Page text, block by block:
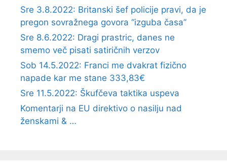
Sre 3.8.2022: Britanski šef policije pravi, da je
pregon sovražnega govora “izguba časa”
Sre 8.6.2022: Dragi prastric, danes ne
smemo več pisati satiričnih verzov
Sob 14.5.2022: Franci me dvakrat fizično
napade kar me stane 333,83€
Sre 11.5.2022: Škufčeva taktika uspeva
Komentarji na EU direktivo o nasilju nad
ženskami & …